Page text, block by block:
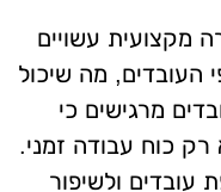
מקצועית עשויים
העובדים, מה שיכול
מרגישים כי
כוח עבודה זמני.
עובדים ולשיפור